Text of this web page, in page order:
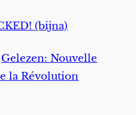
(bijna)
Gelezen: Nouvelle
la Révolution